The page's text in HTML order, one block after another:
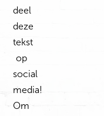
deel
deze
tekst
op
social
media!
Om